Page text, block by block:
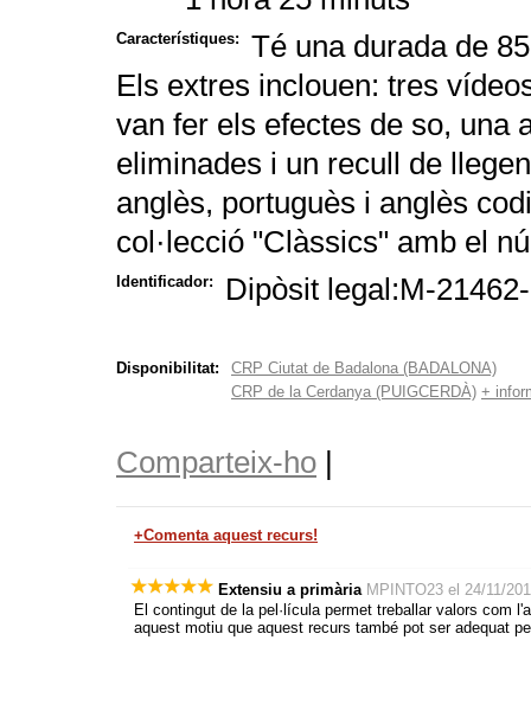
Característiques:
Té una durada de
Els extres inclouen: tres
van fer els efectes de so, una
eliminades i un recull de
anglès, portuguès i anglès
col·lecció "Clàssics" amb el
Identificador: Dipòsit legal:M-
Disponibilitat:
CRP Ciutat de Badalona (BADALONA)
CRP de la Cerdanya (PUIGCERDÀ) +
Comparteix-ho |
+Comenta aquest recurs!
Extensiu a primària MPINTO23 el 24/11/
El contingut de la pel·lícula permet treballar valors com
aquest motiu que aquest recurs també pot ser adequat